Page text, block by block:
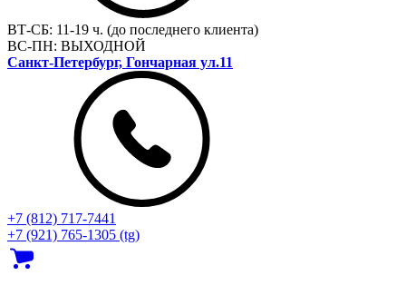
ВТ-СБ: 11-19 ч. (до последнего клиента)
ВС-ПН: ВЫХОДНОЙ
Санкт-Петербург, Гончарная ул.11
+7 (812) 717‑7441
+7 (921) 765-1305 (tg)